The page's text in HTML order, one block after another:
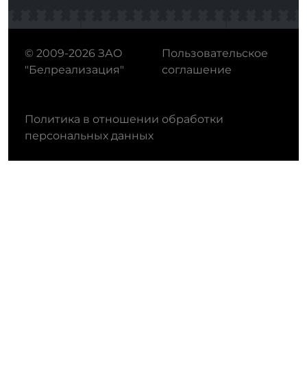
© 2009-2026 ЗАО
"Белреализация"
Пользовательское
соглашение
Политика в отношении обработки
персональных данных